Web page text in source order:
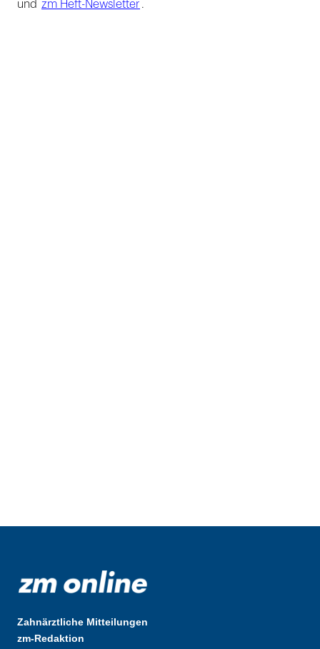
und zm Heft-Newsletter .
Zahnärztliche Mitteilungen
zm-Redaktion